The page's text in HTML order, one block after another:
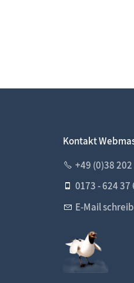
Kontakt
+49 (0)38 202
0173 - 624 37
E-Mail